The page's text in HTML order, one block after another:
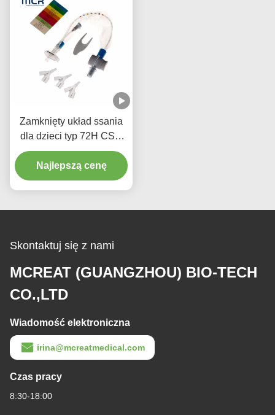
Zamknięty układ ssania
dla dzieci typ 72H CSC
Jednorazowe środki
medyczne
Najlepszą cenę
Skontaktuj się z nami
MCREAT (GUANGZHOU) BIO-TECH
CO.,LTD
Wiadomość elektroniczna
irina@mcreatmedical.com
Czas pracy
8:30-18:00